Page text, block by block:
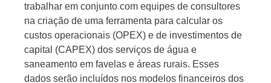
trabalhar em conjunto com equipes de consultores
na criação de uma ferramenta para calcular os
custos operacionais (OPEX) e de investimentos de
capital (CAPEX) dos serviços de água e
saneamento em favelas e áreas rurais. Esses
dados serão incluídos nos modelos financeiros dos